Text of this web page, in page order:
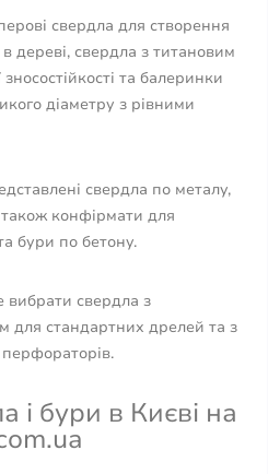
свердла для створення
дереві, свердла з титановим
та балеринки
діаметру з рівними
свердла по металу,
також конфірмати для
бури по бетону.
вибрати свердла з
для стандартних дрелей та з
і бури в Києві на